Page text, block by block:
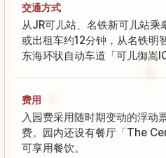
交通方式
从JR可儿站、名铁新可儿站乘
或出租车约12分钟，从名铁明
东海环状自动车道「可儿御嵩
费用
入园费采用随时期变动的浮动
费。园内还设有餐厅「The
可享用餐饮。